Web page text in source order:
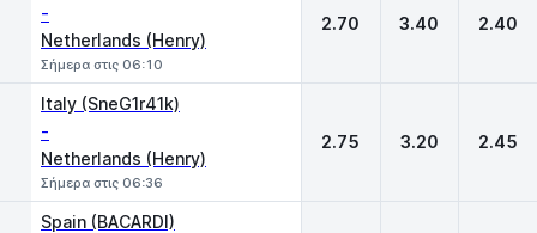
-
Netherlands (Henry)
Σήμερα στις 06:10
2.70 3.40 2.40
Italy (SneG1r41k)
-
Netherlands (Henry)
Σήμερα στις 06:36
2.75 3.20 2.45
Spain (BACARDI)